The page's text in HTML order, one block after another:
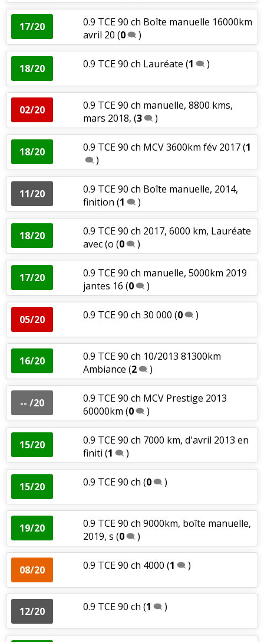
17/20
0.9 TCE 90 ch Boîte manuelle 16000km
avril 20 (0 )
18/20 0.9 TCE 90 ch Lauréate (1 )
02/20
0.9 TCE 90 ch manuelle, 8800 kms,
mars 2018, (3 )
18/20 0.9 TCE 90 ch MCV 3600km fév 2017(1
)
11/20
0.9 TCE 90 ch Boîte manuelle, 2014,
finition (1 )
18/20
0.9 TCE 90 ch 2017, 6000 km, Lauréate
avec (o (0 )
17/20
0.9 TCE 90 ch manuelle, 5000km 2019
jantes 16 (0 )
05/20 0.9 TCE 90 ch 30 000 (0 )
16/20
0.9 TCE 90 ch 10/2013 81300km
Ambiance (2 )
-- /20
0.9 TCE 90 ch MCV Prestige 2013
60000km (0 )
15/20
0.9 TCE 90 ch 7000 km, d'avril 2013 en
finiti (1 )
15/20 0.9 TCE 90 ch (0 )
19/20
0.9 TCE 90 ch 9000km, boîte manuelle,
2019, s (0 )
08/20 0.9 TCE 90 ch 4000 (1 )
12/20 0.9 TCE 90 ch (1 )